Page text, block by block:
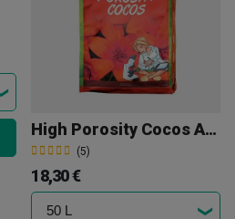
High Porosity Cocos Atami
(5)
18,30 €